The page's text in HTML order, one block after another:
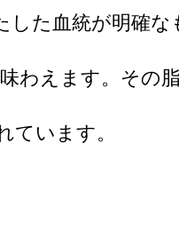
た血統が明確
わえます。その
ています。